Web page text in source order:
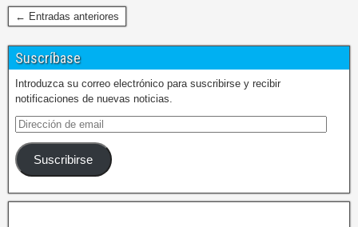
← Entradas anteriores
Suscríbase
Introduzca su correo electrónico para suscribirse y recibir
notificaciones de nuevas noticias.
Suscribirse